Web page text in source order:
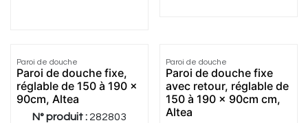
Paroi de douche
Paroi de douche fixe,
réglable de 150 à 190 x
90cm, Altea
N° produit : 282803
Paroi de douche
Paroi de douche fixe
avec retour, réglable de
150 à 190 x 90cm cm,
Altea